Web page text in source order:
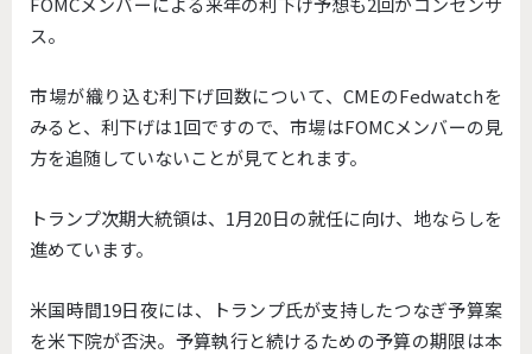
ス。
市場が織り込む利下げ回数について、CMEのFedwatchを
みると、利下げは1回ですので、市場はFOMCメンバーの見
方を追随していないことが見てとれます。
トランプ次期大統領は、1月20日の就任に向け、地ならしを
進めています。
米国時間19日夜には、トランプ氏が支持したつなぎ予算案
を米下院が否決。予算執行と続けるための予算の期限は本